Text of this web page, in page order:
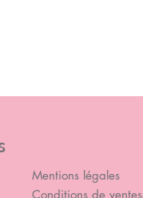
Mentions légales
Conditions de ventes